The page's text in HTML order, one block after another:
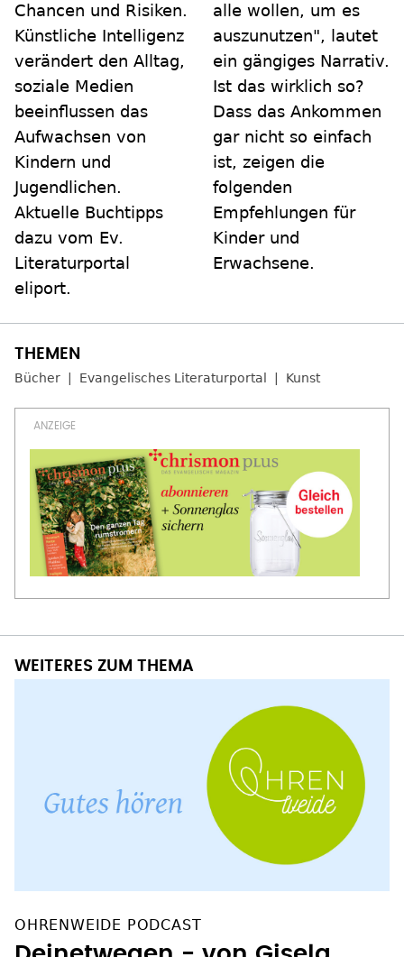
Chancen und Risiken.
Künstliche Intelligenz
verändert den Alltag,
soziale Medien
beeinflussen das
Aufwachsen von
Kindern und
Jugendlichen.
Aktuelle Buchtipps
dazu vom Ev.
Literaturportal
eliport.
alle wollen, um es
auszunutzen", lautet
ein gängiges Narrativ.
Ist das wirklich so?
Dass das Ankommen
gar nicht so einfach
ist, zeigen die
folgenden
Empfehlungen für
Kinder und
Erwachsene.
Bücher Evangelisches Literaturportal Kunst
WEITERES ZUM THEMA
OHRENWEIDE PODCAST